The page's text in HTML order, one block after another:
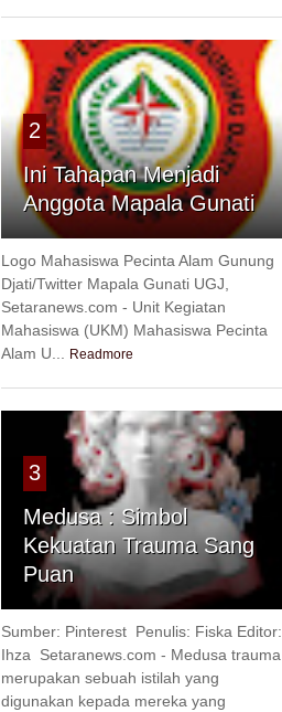
2
Ini Tahapan Menjadi
Anggota Mapala Gunati
Logo Mahasiswa Pecinta Alam Gunung
Djati/Twitter Mapala Gunati UGJ,
Setaranews.com - Unit Kegiatan
Mahasiswa (UKM) Mahasiswa Pecinta
Alam U...
Readmore
3
Medusa : Simbol
Kekuatan Trauma Sang
Puan
Sumber: Pinterest Penulis: Fiska Editor:
Ihza Setaranews.com - Medusa trauma
merupakan sebuah istilah yang
digunakan kepada mereka yang